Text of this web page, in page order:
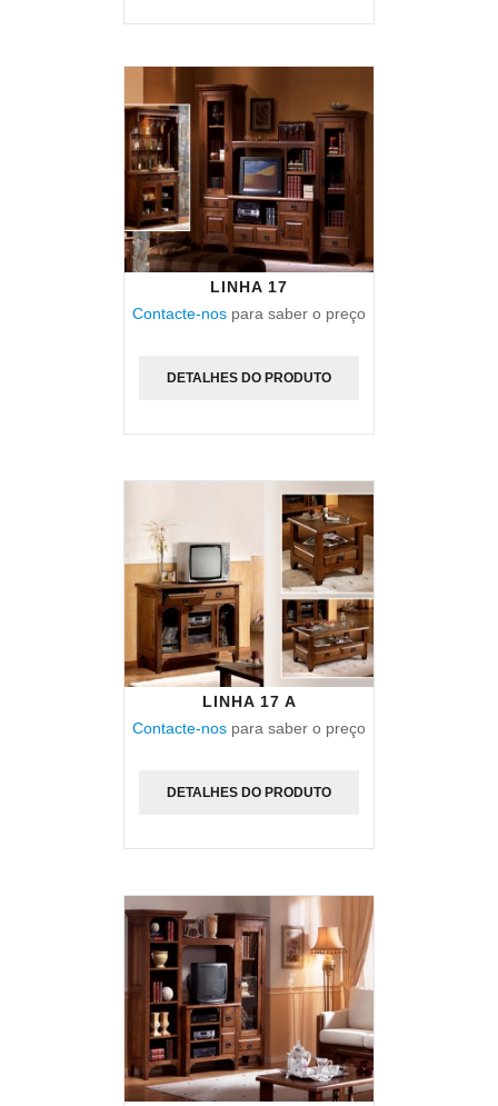
LINHA 17
Contacte-nos para saber o preço
DETALHES DO PRODUTO
LINHA 17 A
Contacte-nos para saber o preço
DETALHES DO PRODUTO